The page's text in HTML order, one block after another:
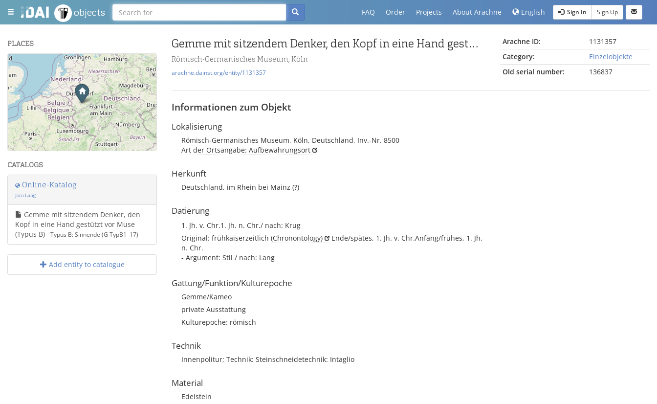
objects FAQ Order Projects About Arachne English Sign In Sign Up
PLACES
+
−
Leaflet| Maps and Data ©OpenStreetMap.
CATALOGS
Online-Katalog
Jörn Lang
Gemme mit sitzendem Denker, den
Kopf in eine Hand gestützt vor Muse
(Typus B) - Typus B: Sinnende (G TypB1–17)
Add entity to catalogue
Gemme mit sitzendem Denker, den Kopf in eine Hand gestützt vor Muse (Typus B)
Römisch-Germanisches Museum, Köln
arachne.dainst.org/entity/1131357
Arachne ID:
1131357
Category:
Einzelobjekte
Old serial number:
136837
Informationen zum Objekt
Lokalisierung
Römisch-Germanisches Museum, Köln, Deutschland, Inv.-Nr. 8500
Art der Ortsangabe: Aufbewahrungsort
Herkunft
Deutschland, im Rhein bei Mainz (?)
Datierung
1. Jh. v. Chr.1. Jh. n. Chr./ nach: Krug
Original: frühkaiserzeitlich (Chronontology)
Ende/spätes, 1. Jh. v. Chr.Anfang/frühes, 1. Jh.
n. Chr.
- Argument: Stil / nach: Lang
Gattung/Funktion/Kulturepoche
Gemme/Kameo
private Ausstattung
Kulturepoche: römisch
Technik
Innenpolitur; Technik: Steinschneidetechnik: Intaglio
Material
Edelstein